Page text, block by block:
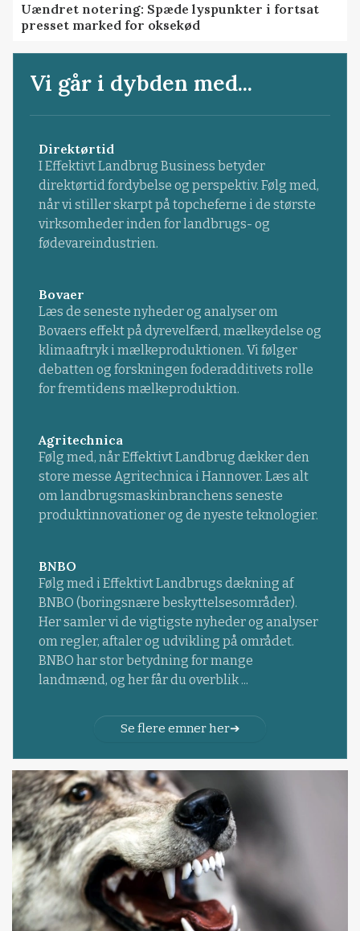
Uændret notering: Spæde lyspunkter i fortsat
presset marked for oksekød
Vi går i dybden med...
Direktørtid
I Effektivt Landbrug Business betyder
direktørtid fordybelse og perspektiv. Følg med,
når vi stiller skarpt på topcheferne i de største
virksomheder inden for landbrugs- og
fødevareindustrien.
Bovaer
Læs de seneste nyheder og analyser om
Bovaers effekt på dyrevelfærd, mælkeydelse og
klimaaftryk i mælkeproduktionen. Vi følger
debatten og forskningen foderadditivets rolle
for fremtidens mælkeproduktion.
Agritechnica
Følg med, når Effektivt Landbrug dækker den
store messe Agritechnica i Hannover. Læs alt
om landbrugsmaskinbranchens seneste
produktinnovationer og de nyeste teknologier.
BNBO
Følg med i Effektivt Landbrugs dækning af
BNBO (boringsnære beskyttelsesområder).
Her samler vi de vigtigste nyheder og analyser
om regler, aftaler og udvikling på området.
BNBO har stor betydning for mange
landmænd, og her får du overblik ...
Se flere emner her